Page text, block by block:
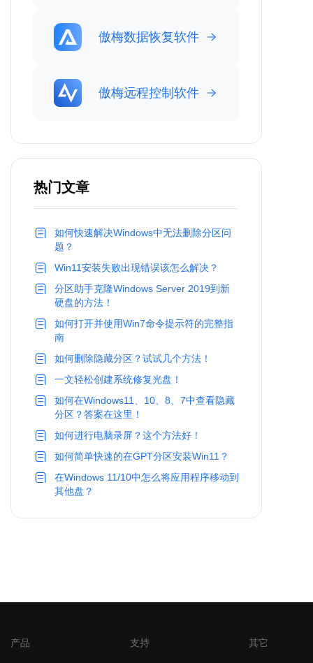
傲梅数据恢复软件
傲梅远程控制软件
热门文章
如何快速解决Windows中无法删除分区问
题？
Win11安装失败出现错误该怎么解决？
分区助手克隆Windows Server 2019到新
硬盘的方法！
如何打开并使用Win7命令提示符的完整指
南
如何删除隐藏分区？试试几个方法！
一文轻松创建系统修复光盘！
如何在Windows11、10、8、7中查看隐藏
分区？答案在这里！
如何进行电脑录屏？这个方法好！
如何简单快速的在GPT分区安装Win11？
在Windows 11/10中怎么将应用程序移动到
其他盘？
产品 支持 其它